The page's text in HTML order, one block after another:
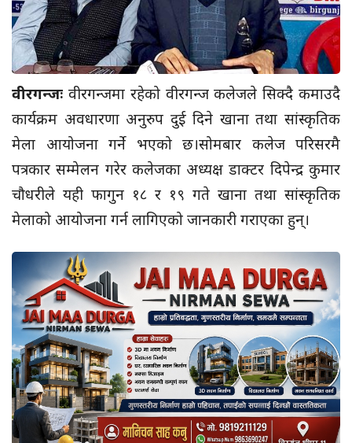
वीरगन्जः वीरगन्जमा रहेको वीरगन्ज कलेजले सिक्दै कमाउदै
कार्यक्रम अवधारणा अनुरुप दुई दिने खाना तथा सांस्कृतिक
मेला आयोजना गर्ने भएको छ।सोमबार कलेज परिसरमै
पत्रकार सम्मेलन गरेर कलेजका अध्यक्ष डाक्टर दिपेन्द्र कुमार
चौधरीले यही फागुन १८ र १९ गते खाना तथा सांस्कृतिक
मेलाको आयोजना गर्न लागिएको जानकारी गराएका हुन्।